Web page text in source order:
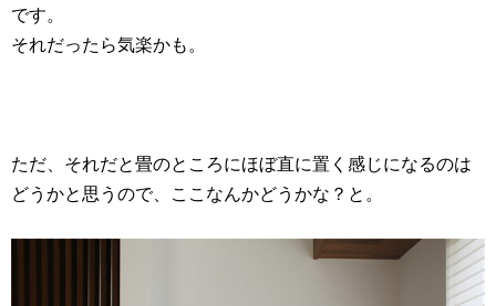
です。
それだったら気楽かも。
ただ、それだと畳のところにほぼ直に置く感じになるのは
どうかと思うので、ここなんかどうかな？と。